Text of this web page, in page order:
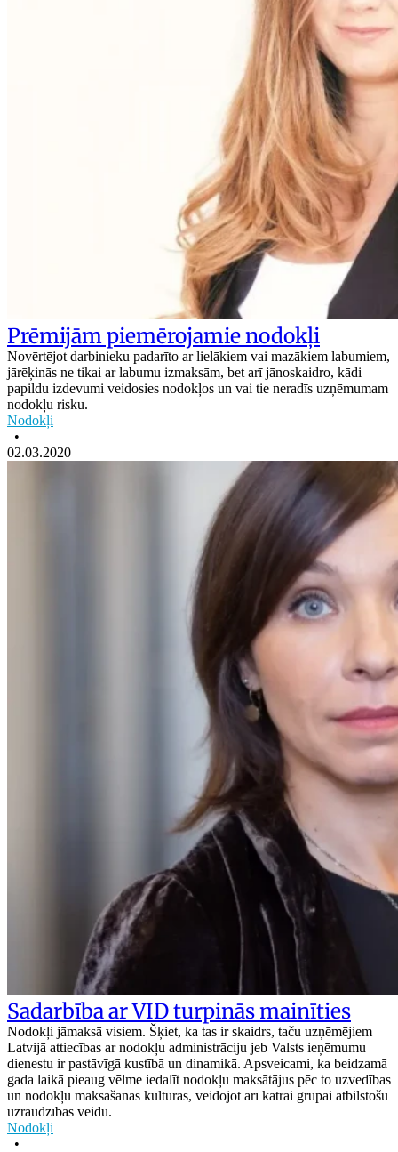
Prēmijām piemērojamie nodokļi
Novērtējot darbinieku padarīto ar lielākiem vai mazākiem labumiem,
jārēķinās ne tikai ar labumu izmaksām, bet arī jānoskaidro, kādi
papildu izdevumi veidosies nodokļos un vai tie neradīs uzņēmumam
nodokļu risku.
Nodokļi
•
02.03.2020
Sadarbība ar VID turpinās mainīties
Nodokļi jāmaksā visiem. Šķiet, ka tas ir skaidrs, taču uzņēmējiem
Latvijā attiecības ar nodokļu administrāciju jeb Valsts ieņēmumu
dienestu ir pastāvīgā kustībā un dinamikā. Apsveicami, ka beidzamā
gada laikā pieaug vēlme iedalīt nodokļu maksātājus pēc to uzvedības
un nodokļu maksāšanas kultūras, veidojot arī katrai grupai atbilstošu
uzraudzības veidu.
Nodokļi
•